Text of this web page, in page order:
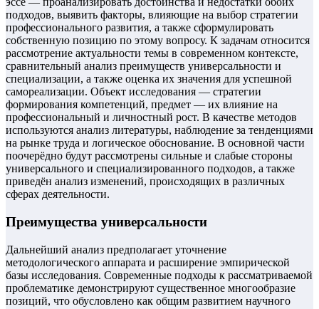
подходов, выявить факторы, влияющие на выбор стратегии
профессионального развития, а также сформулировать
собственную позицию по этому вопросу. К задачам относится
рассмотрение актуальности темы в современном контексте,
сравнительный анализ преимуществ универсальности и
специализации, а также оценка их значения для успешной
самореализации. Объект исследования — стратегии
формирования компетенций, предмет — их влияние на
профессиональный и личностный рост. В качестве методов
используются анализ литературы, наблюдение за тенденциями
на рынке труда и логическое обоснование. В основной части
поочерёдно будут рассмотрены сильные и слабые стороны
универсального и специализированного подходов, а также
приведён анализ изменений, происходящих в различных
сферах деятельности.
Преимущества универсальности
Дальнейший анализ предполагает уточнение
методологического аппарата и расширение эмпирической
базы исследования. Современные подходы к рассматриваемой
проблематике демонстрируют существенное многообразие
позиций, что обусловлено как общим развитием научного